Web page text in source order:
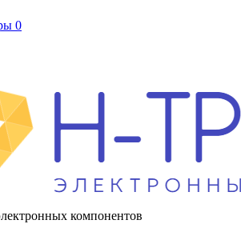
0
компонентов